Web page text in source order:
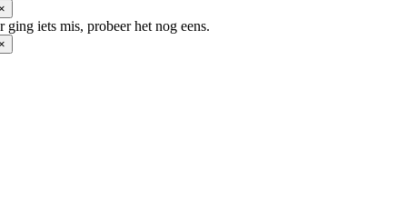
ging iets mis, probeer het nog eens.